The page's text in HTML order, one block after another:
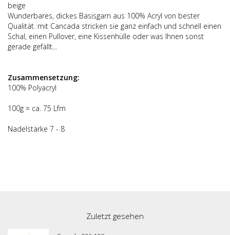
beige
Wunderbares, dickes Basisgarn aus 100% Acryl von bester
Qualität. mit Cancada stricken sie ganz einfach und schnell einen
Schal, einen Pullover, eine Kissenhülle oder was Ihnen sonst
gerade gefällt...
Zusammensetzung:
100% Polyacryl
100g = ca. 75 Lfm
Nadelstärke 7 - 8
Zuletzt gesehen